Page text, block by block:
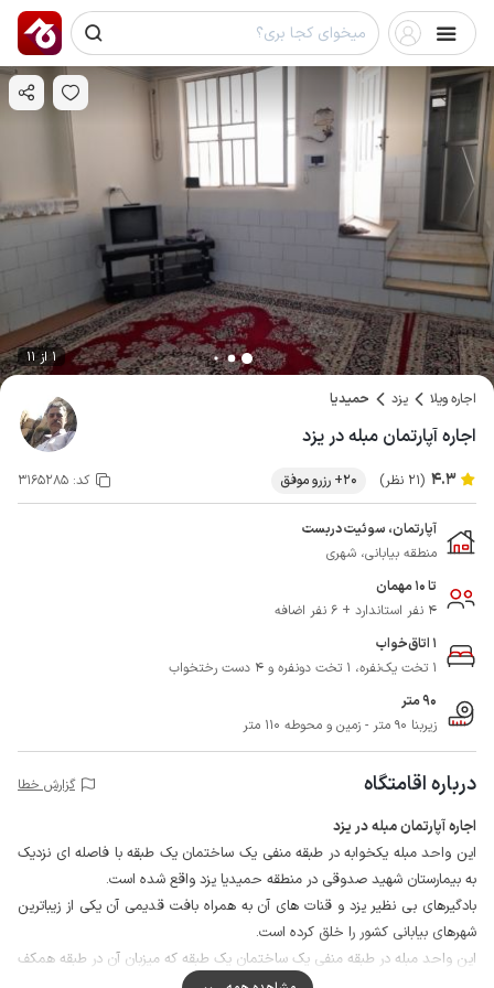
1 از 11
اجاره ویلا یزد حمیدیا
اجاره آپارتمان مبله در یزد
4.3 (21 نظر) 20+ رزرو موفق کد: 3165285
آپارتمان، سوئیت دربست
منطقه بیابانی، شهری
تا 10 مهمان
4 نفر استاندارد + 6 نفر اضافه
1 اتاق‌خواب
1 تخت یک‌نفره، 1 تخت دونفره و 4 دست رختخواب
90 متر
زیربنا 90 متر - زمین و محوطه 110 متر
درباره اقامتگاه گزارش خطا
اجاره آپارتمان مبله در یزد
این واحد مبله یکخوابه در طبقه منفی یک ساختمان یک طبقه با فاصله ای نزدیک
به بیمارستان شهید صدوقی در منطقه حمیدیا یزد واقع شده است.
بادگیرهای بی نظیر یزد و قنات های آن به همراه بافت قدیمی آن یکی از زیباترین
شهرهای بیابانی کشور را خلق کرده است.
این واحد مبله در طبقه منفی یک ساختمان یک طبقه که میزبان آن در طبقه همکف